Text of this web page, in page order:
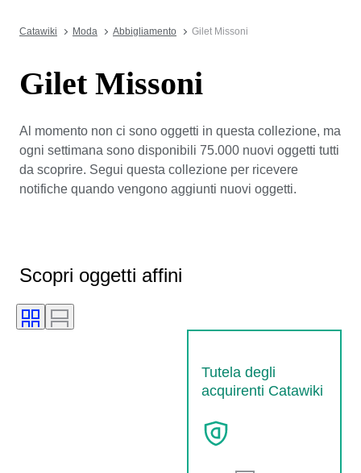
Catawiki Moda Abbigliamento Gilet Missoni
Gilet Missoni
Al momento non ci sono oggetti in questa collezione, ma
ogni settimana sono disponibili 75.000 nuovi oggetti tutti
da scoprire. Segui questa collezione per ricevere
notifiche quando vengono aggiunti nuovi oggetti.
Scopri oggetti affini
Tutela degli
acquirenti Catawiki